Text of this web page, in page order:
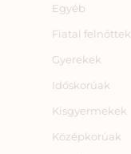
Egyéb
Fiatal felnőttek
Gyerekek
Időskorúak
Kisgyermekek
Középkorúak